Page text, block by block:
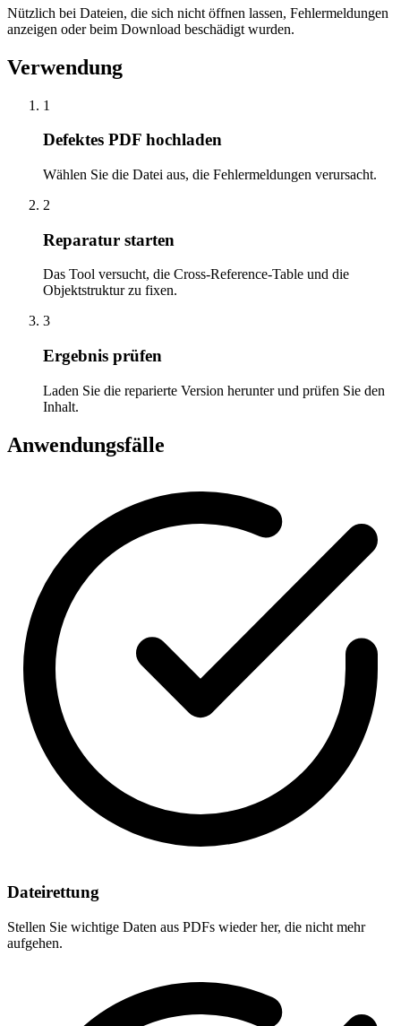
Nützlich bei Dateien, die sich nicht öffnen lassen, Fehlermeldungen
anzeigen oder beim Download beschädigt wurden.
Verwendung
1
Defektes PDF hochladen
Wählen Sie die Datei aus, die Fehlermeldungen verursacht.
2
Reparatur starten
Das Tool versucht, die Cross-Reference-Table und die
Objektstruktur zu fixen.
3
Ergebnis prüfen
Laden Sie die reparierte Version herunter und prüfen Sie den
Inhalt.
Anwendungsfälle
Dateirettung
Stellen Sie wichtige Daten aus PDFs wieder her, die nicht mehr
aufgehen.